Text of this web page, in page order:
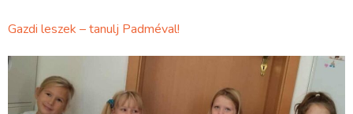
Gazdi leszek – tanulj Padméval!